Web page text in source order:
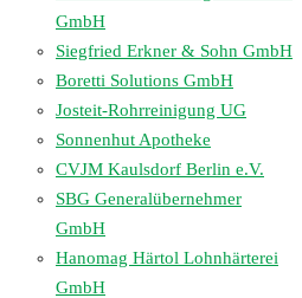
GmbH
Siegfried Erkner & Sohn GmbH
Boretti Solutions GmbH
Josteit-Rohrreinigung UG
Sonnenhut Apotheke
CVJM Kaulsdorf Berlin e.V.
SBG Generalübernehmer
GmbH
Hanomag Härtol Lohnhärterei
GmbH